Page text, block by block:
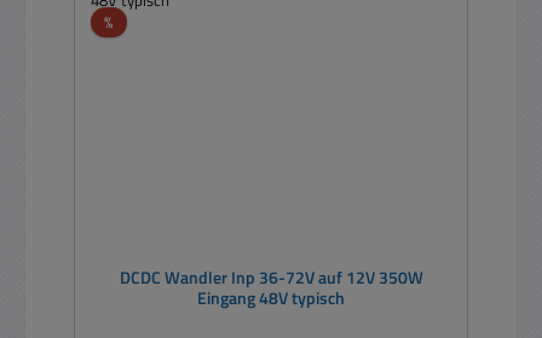
%Rabatt
DCDC Wandler Inp 36-72V auf 12V 350W
Eingang 48V typisch